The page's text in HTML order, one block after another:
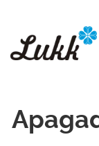
para
o
conteúdo